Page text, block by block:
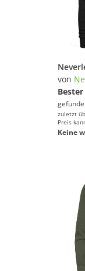
von
zuletzt
Preis
Keine